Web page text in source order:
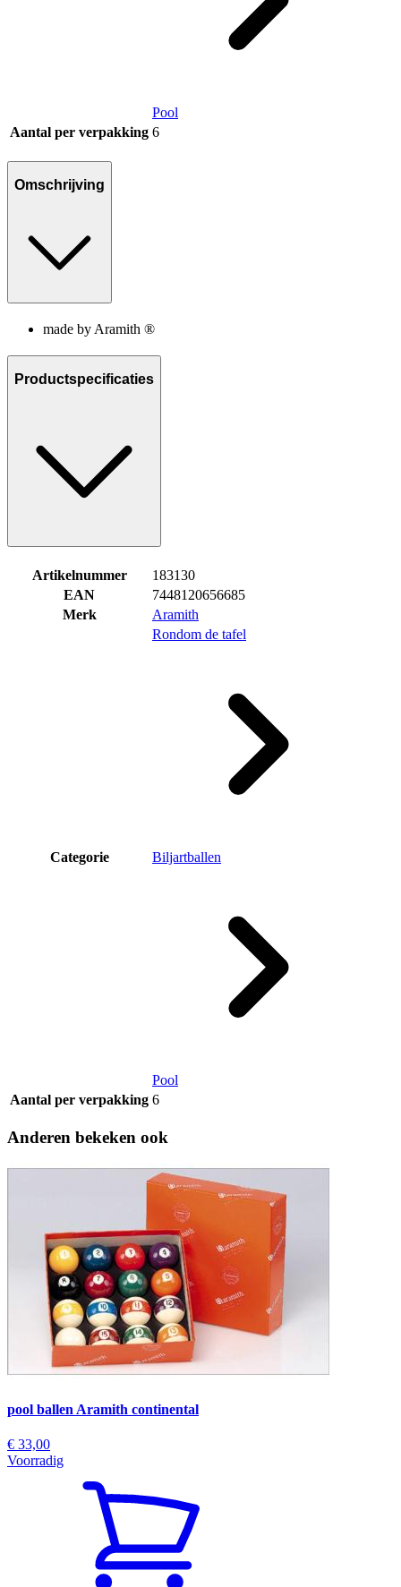
Pool
Aantal per verpakking 6
Omschrijving
made by Aramith ®
Productspecificaties
Artikelnummer
183130
EAN
7448120656685
Merk
Aramith
Categorie
Rondom de tafel
Biljartballen
Pool
Aantal per verpakking 6
Anderen bekeken ook
pool ballen Aramith continental
€ 33,00
Voorradig